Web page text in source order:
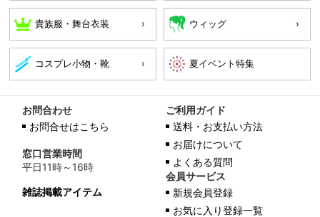
貴族服・舞台衣装 ウィッグ
コスプレ小物・靴
お問合わせ
お問合せはこちら
窓口営業時間
平日11時～16時
雑誌掲載アイテム
ご利用ガイド
送料・お支払い方法
お届けについて
よくある質問
会員サービス
新規会員登録
お気に入り登録一覧